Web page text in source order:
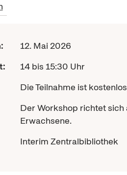
12. Mai 2026
14 bis 15:30 Uhr
Die Teilnahme ist
Der Workshop richtet sich
Erwachsene.
Interim Zentralbibliothek